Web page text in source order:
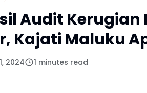
Audit
Kajati Maluku
2024 1 minutes read